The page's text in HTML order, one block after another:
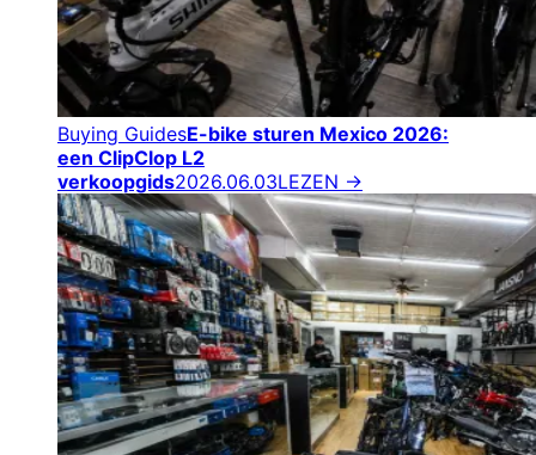
Buying GuidesE-bike sturen Mexico 2026:
een ClipClop L2
verkoopgids2026.06.03LEZEN →